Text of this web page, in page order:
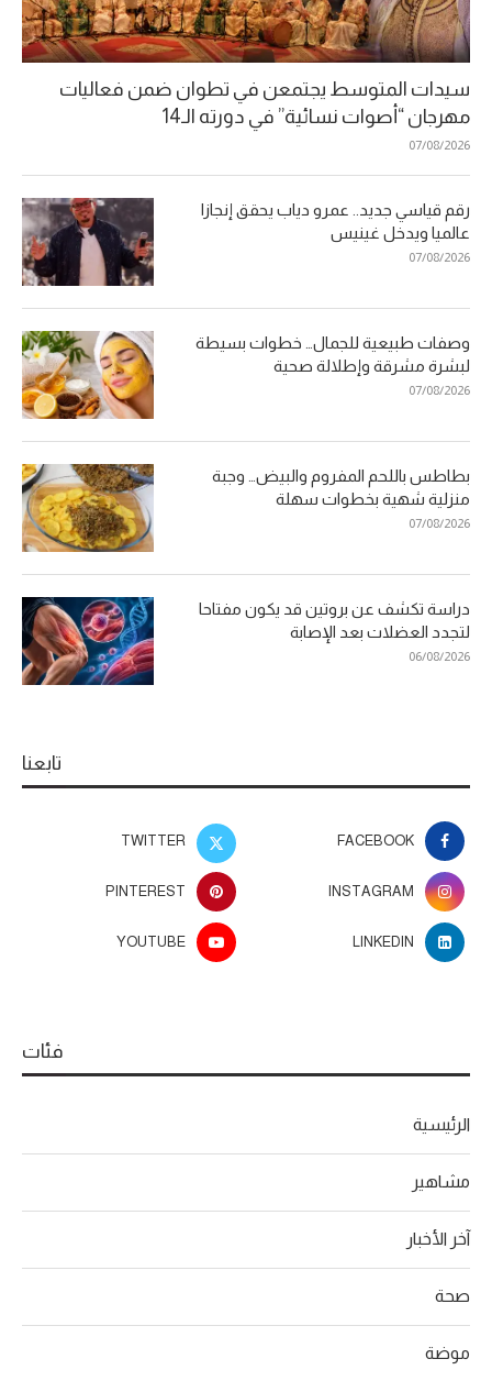
سيدات المتوسط يجتمعن في تطوان ضمن فعاليات
مهرجان “أصوات نسائية” في دورته الـ14
07/08/2026
رقم قياسي جديد.. عمرو دياب يحقق إنجازا
عالميا ويدخل غينيس
07/08/2026
وصفات طبيعية للجمال… خطوات بسيطة
لبشرة مشرقة وإطلالة صحية
07/08/2026
بطاطس باللحم المفروم والبيض… وجبة
منزلية شهية بخطوات سهلة
07/08/2026
دراسة تكشف عن بروتين قد يكون مفتاحا
لتجدد العضلات بعد الإصابة
06/08/2026
تابعنا
FACEBOOK
TWITTER
INSTAGRAM
PINTEREST
LINKEDIN
YOUTUBE
فئات
الرئيسية
مشاهير
آخر الأخبار
صحة
موضة